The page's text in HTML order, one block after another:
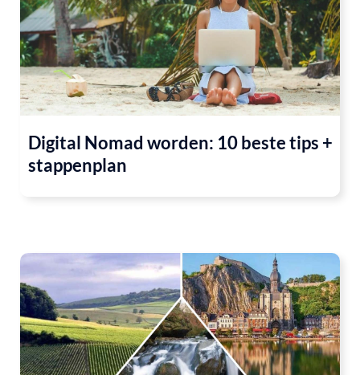
Digital Nomad worden: 10 beste tips +
stappenplan